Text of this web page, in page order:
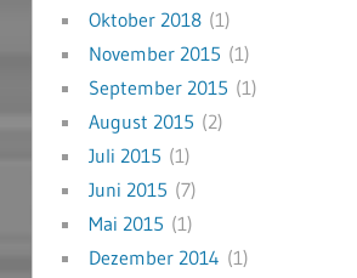
Oktober 2018(1)
November 2015 (1)
September 2015 (1)
August 2015 (2)
Juli 2015 (1)
Juni 2015 (7)
Mai 2015 (1)
Dezember 2014 (1)